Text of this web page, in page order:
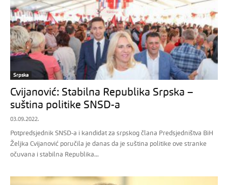
Srpska
Cvijanović: Stabilna Republika Srpska –
suština politike SNSD-a
03.09.2022.
Potpredsjednik SNSD-a i kandidat za srpskog člana Predsjedništva BiH
Željka Cvijanović poručila je danas da je suština politike ove stranke
očuvana i stabilna Republika...